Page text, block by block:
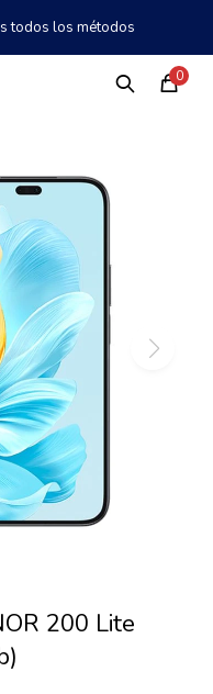
todos los métodos
0
200 Lite
MI CUENTA
097 997 042